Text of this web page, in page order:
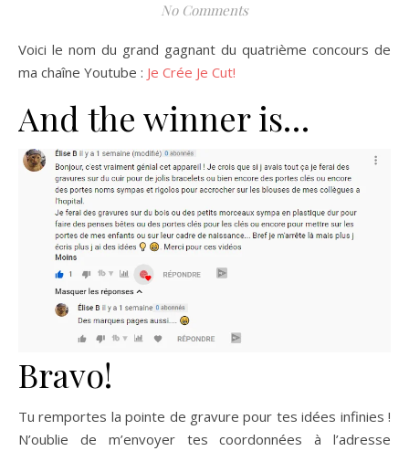
No Comments
Voici le nom du grand gagnant du quatrième concours de
ma chaîne Youtube : Je Crée Je Cut!
And the winner is…
Bravo!
Tu remportes la pointe de gravure pour tes idées infinies !
N’oublie de m’envoyer tes coordonnées à l’adresse